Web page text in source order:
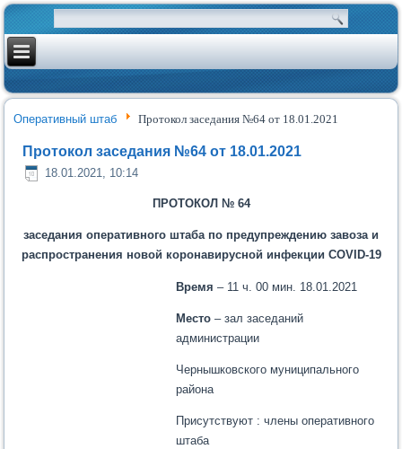
Оперативный штаб Протокол заседания №64 от 18.01.2021
Протокол заседания №64 от 18.01.2021
18.01.2021, 10:14
ПРОТОКОЛ № 64
заседания оперативного штаба по предупреждению завоза и
распространения новой коронавирусной инфекции COVID-19
Время– 11 ч. 00 мин. 18.01.2021
Место – зал заседаний
администрации
Чернышковского муниципального
района
Присутствуют : члены оперативного
штаба